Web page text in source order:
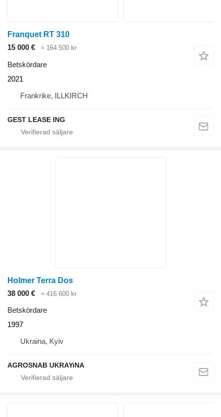
Franquet RT 310
15 000 €
≈ 164 500 kr
Betskördare
2021
Frankrike, ILLKIRCH
GEST LEASE ING
Holmer Terra Dos
38 000 €
≈ 416 600 kr
Betskördare
1997
Ukraina, Kyiv
AGROSNAB UKRAYiNA